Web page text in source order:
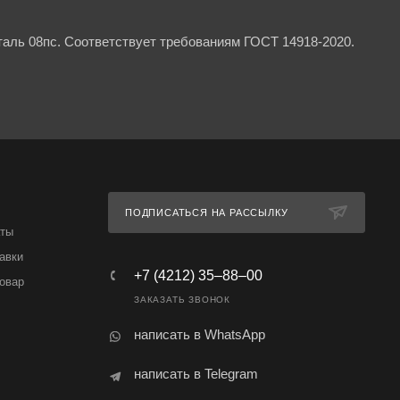
08пс. Соответствует требованиям ГОСТ 14918-2020.
ПОДПИСАТЬСЯ НА РАССЫЛКУ
+7 (4212) 35‒88‒00
ЗАКАЗАТЬ ЗВОНОК
написать в WhatsApp
написать в Telegram